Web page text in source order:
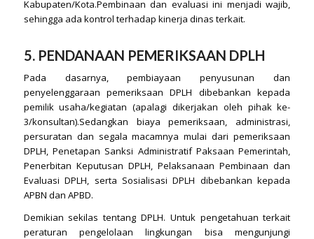
Kabupaten/Kota.Pembinaan dan evaluasi ini menjadi wajib,
sehingga ada kontrol terhadap kinerja dinas terkait.
5. PENDANAAN PEMERIKSAAN DPLH
Pada dasarnya, pembiayaan penyusunan dan
penyelenggaraan pemeriksaan DPLH dibebankan kepada
pemilik usaha/kegiatan (apalagi dikerjakan oleh pihak ke-
3/konsultan).Sedangkan biaya pemeriksaan, administrasi,
persuratan dan segala macamnya mulai dari pemeriksaan
DPLH, Penetapan Sanksi Administratif Paksaan Pemerintah,
Penerbitan Keputusan DPLH, Pelaksanaan Pembinaan dan
Evaluasi DPLH, serta Sosialisasi DPLH dibebankan kepada
APBN dan APBD.
Demikian sekilas tentang DPLH. Untuk pengetahuan terkait
peraturan pengelolaan lingkungan bisa mengunjungi